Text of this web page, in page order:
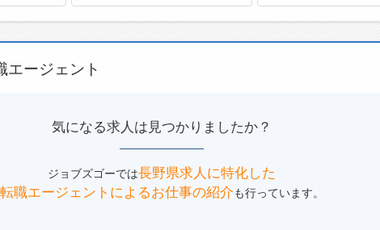
☆----------------------------------------☆
◆職場見学可能！自分が働くイメージができます。
みなさまのご応募を心よりお待ちしております＾＾
☆----------------------------------------☆
エージェント
気になる求人は見つかりましたか？
ジョブズゴーでは長野県求人に特化した
転職エージェントによるお仕事の紹介も行っています。